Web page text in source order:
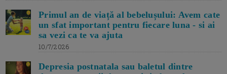
Primul an de viață al bebelușului: Avem cate
un sfat important pentru fiecare luna - si ai
sa vezi ca te va ajuta
10/7/2026
Depresia postnatala sau baletul dintre